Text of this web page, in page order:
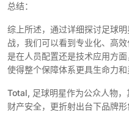
总结：
综上所述，通过详细探讨足球
战，我们可以看到专业化、高
是在人员配置还是技术应用方
使得整个保障体系更具生命力和
Total, 足球明星作为公众人物
财产安全，更折射出台下品牌